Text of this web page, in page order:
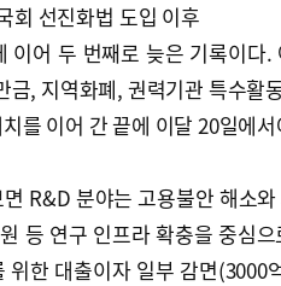
회 선진화법 도입 이후
이어 두 번째로 늦은 기록이다
금, 지역화폐, 권력기관 특수활
를 이어 간 끝에 이달 20일에
R&D 분야는 고용불안 해소
등 연구 인프라 확충을 중심
위한 대출이자 일부 감면(3000